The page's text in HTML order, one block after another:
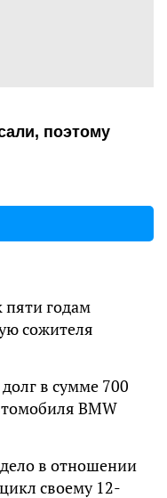
поэтому
пяти годам
сожителя
в сумме 700
BMW
в отношении
своему 12-